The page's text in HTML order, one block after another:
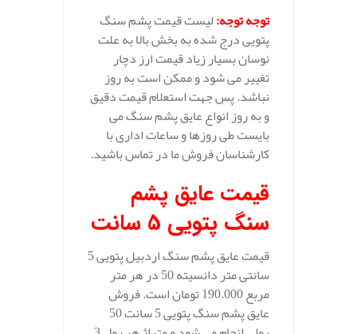
توجه توجه:لیست قیمت پشم سنگ
پتویی درج شده به بخش بالا به علت
نوسان بسیار زیاد قیمت ارز دچار
تغییر می شود و ممکن است به روز
نباشد. پس جهت استعلام قیمت دقیق
و به روز انواع عایق پشم سنگ می
بایست طی روزها و ساعات اداری با
کارشناسان فروش ما در تماس باشید.
قیمت عایق پشم
سنگ پتویی 5 سانت
قیمت عایق پشم سنگ اردبیل پتویی 5
سانتی متر دانسیته 50 در هر متر
مربع 190.000 تومان است. فروش
عایق پشم سنگ پتویی 5 سانت 50